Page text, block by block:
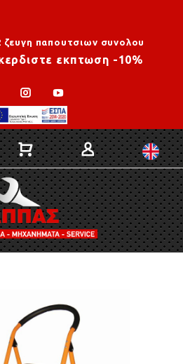
ζευγη παπουτσιων συνολου
εκπτωση -10%